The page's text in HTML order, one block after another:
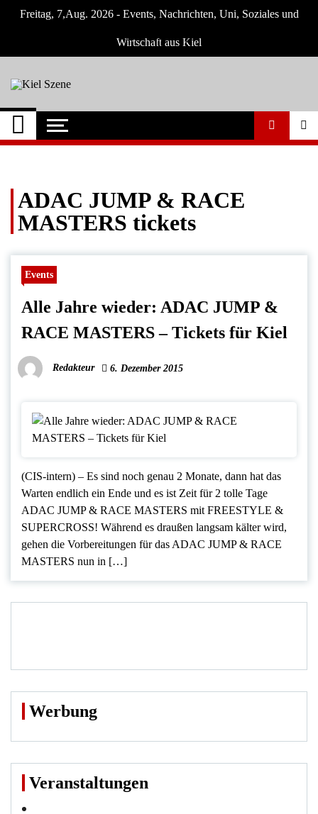
Freitag, 7,Aug. 2026 - Events, Nachrichten, Uni, Soziales und
Wirtschaft aus Kiel
Kiel Szene
Neuigkeiten und Nachrichten aus Kiel und
Umgebung
ADAC JUMP & RACE
MASTERS tickets
Events
Alle Jahre wieder: ADAC JUMP &
RACE MASTERS – Tickets für Kiel
Redakteur 6. Dezember 2015
(CIS-intern) – Es sind noch genau 2 Monate, dann hat das
Warten endlich ein Ende und es ist Zeit für 2 tolle Tage
ADAC JUMP & RACE MASTERS mit FREESTYLE &
SUPERCROSS! Während es draußen langsam kälter wird,
gehen die Vorbereitungen für das ADAC JUMP & RACE
MASTERS nun in […]
Werbung
Veranstaltungen